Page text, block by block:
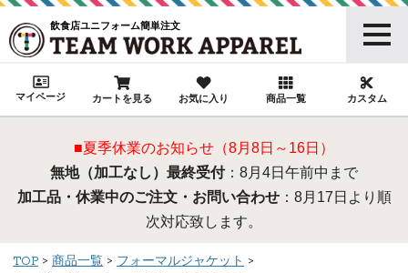
飲食店ユニフォーム簡単注文
マイページ カートを見る お気に入り 商品一覧 カスタム
■夏季休業のお知らせ（8月8日～16日）
無地（加工なし）最終受付：8月4日午前中まで
加工品・休業中のご注文・お問い合わせ：8月17日より順
次対応致します。
TOP 商品一覧
フォーマルジャケット